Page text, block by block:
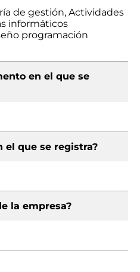
de gestión, Actividades
informáticos
programación
en el que se
el que se registra?
la empresa?